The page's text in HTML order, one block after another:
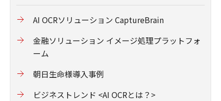
AI OCRソリューション CaptureBrain
金融ソリューション イメージ処理プラットフォ
ーム
朝日生命様導入事例
ビジネストレンド <AI OCRとは？>